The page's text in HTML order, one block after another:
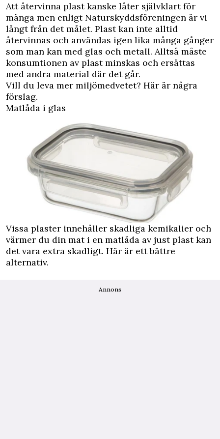
Att återvinna plast kanske låter självklart för
många men enligt Naturskyddsföreningen är vi
långt från det målet. Plast kan inte alltid
återvinnas och användas igen lika många gånger
som man kan med glas och metall. Alltså måste
konsumtionen av plast minskas och ersättas
med andra material där det går.
Vill du leva mer miljömedvetet? Här är några
förslag.
Matlåda i glas
Vissa plaster innehåller skadliga kemikalier och
värmer du din mat i en matlåda av just plast kan
det vara extra skadligt. Här är ett bättre
alternativ.
Annons